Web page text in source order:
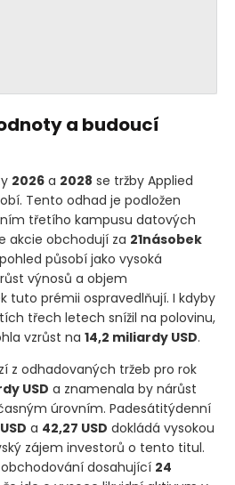
a budoucí
2026 a 2028 se tržby Applied
Tento odhad je podložen
třetího kampusu datových
akcie obchodují za 21násobek
působí jako vysoká
výnosů a objem
tuto prémii ospravedlňují. I kdyby
třech letech snížil na polovinu,
vzrůst na 14,2 miliardy USD.
z odhadovaných tržeb pro rok
USD a znamenala by nárůst
úrovním. Padesátitýdenní
a 42,27 USD dokládá vysokou
zájem investorů o tento titul.
dosahující 24